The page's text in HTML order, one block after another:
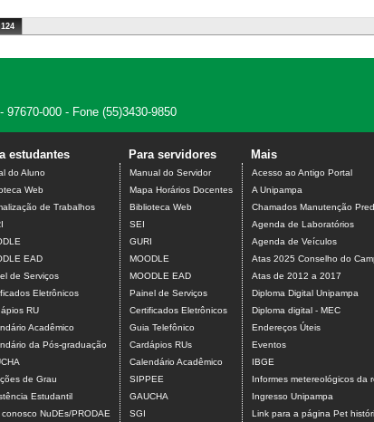
124
000 - Fone (55)3430-9850
estudantes
do Aluno
Web
de Trabalhos
EAD
de Serviços
Eletrônicos
RU
Acadêmico
da Pós-graduação
de Grau
Estudantil
NuDEs/PRODAE
Para servidores
Manual do Servidor
Mapa Horários Docentes
Biblioteca Web
SEI
GURI
MOODLE
MOODLE EAD
Painel de Serviços
Certificados Eletrônicos
Guia Telefônico
Cardápios RUs
Calendário Acadêmico
SIPPEE
GAUCHA
SGI
Mais
Acesso ao Antigo Portal
A Unipampa
Chamados Manutenção
Agenda de Laboratórios
Agenda de Veículos
Atas 2025 Conselho do
Atas de 2012 a 2017
Diploma Digital Unipampa
Diploma digital - MEC
Endereços Úteis
Eventos
IBGE
Informes metereológicos da
Ingresso Unipampa
Link para a página Pet